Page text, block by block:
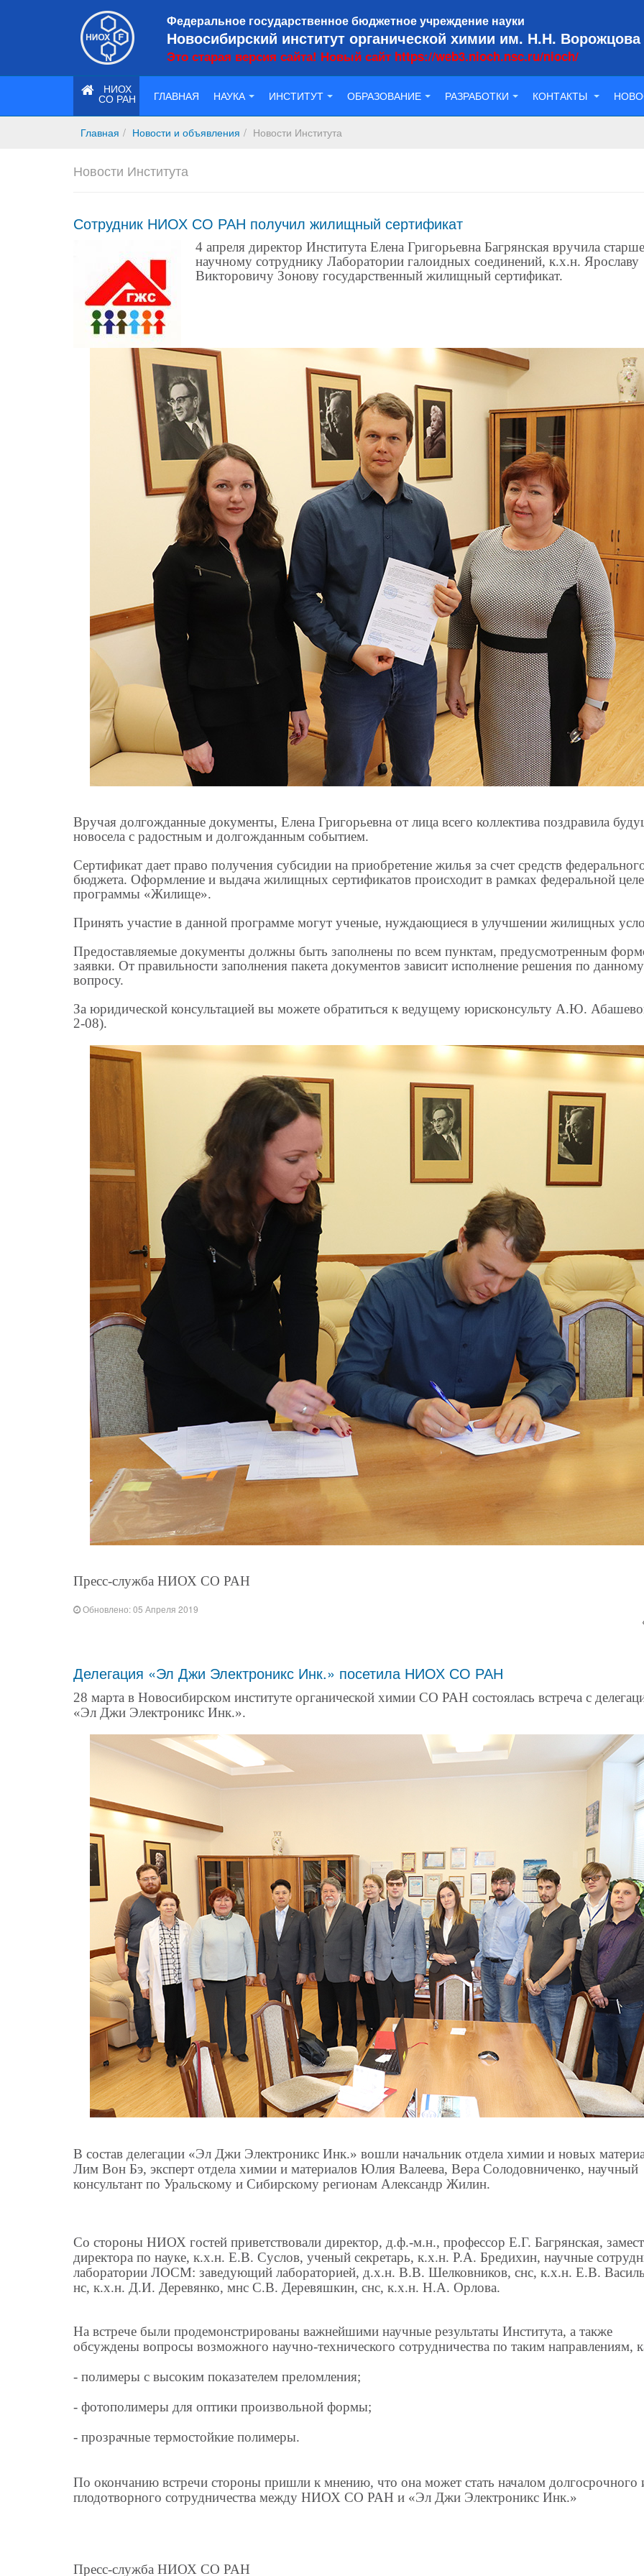
Федеральное государственное бюджетное учреждение науки
Новосибирский институт органической химии им. Н.Н. Ворожцова
Это старая версия сайта! Новый сайт https://web3.nioch.nsc.ru/nioch/
НИОХ
СО РАН ГЛАВНАЯ НАУКА ИНСТИТУТ ОБРАЗОВАНИЕ РАЗРАБОТКИ КОНТАКТЫ
Главная Новости и объявления Новости Института
Новости Института
Сотрудник НИОХ СО РАН получил жилищный сертификат
4 апреля директор Института Елена Григорьевна Багрянская вручила
научному сотруднику Лаборатории галоидных соединений, к.х.н. Ярославу
Викторовичу Зонову государственный жилищный сертификат.
Вручая долгожданные документы, Елена Григорьевна от лица всего коллектива поздравила
новосела с радостным и долгожданным событием.
Сертификат дает право получения субсидии на приобретение жилья за счет средств
бюджета. Оформление и выдача жилищных сертификатов происходит в рамках федеральной
программы «Жилище».
Принять участие в данной программе могут ученые, нуждающиеся в улучшении жилищных
Предоставляемые документы должны быть заполнены по всем пунктам, предусмотренным
заявки. От правильности заполнения пакета документов зависит исполнение решения по данному
вопросу.
За юридической консультацией вы можете обратиться к ведущему юрисконсульту А.Ю.
2-08).
Пресс-служба НИОХ СО РАН
Обновлено: 05 Апреля 2019
Делегация «Эл Джи Электроникс Инк.» посетила НИОХ СО РАН
28 марта в Новосибирском институте органической химии СО РАН состоялась встреча с
«Эл Джи Электроникс Инк.».
В состав делегации «Эл Джи Электроникс Инк.» вошли начальник отдела химии и новых
Лим Вон Бэ, эксперт отдела химии и материалов Юлия Валеева, Вера Солодовниченко, научный
консультант по Уральскому и Сибирскому регионам Александр Жилин.
Со стороны НИОХ гостей приветствовали директор, д.ф.-м.н., профессор Е.Г. Багрянская,
директора по науке, к.х.н. Е.В. Суслов, ученый секретарь, к.х.н. Р.А. Бредихин, научные
лаборатории ЛОСМ: заведующий лабораторией, д.х.н. В.В. Шелковников, снс, к.х.н. Е.В.
нс, к.х.н. Д.И. Деревянко, мнс С.В. Деревяшкин, снс, к.х.н. Н.А. Орлова.
На встрече были продемонстрированы важнейшими научные результаты Института, а также
обсуждены вопросы возможного научно-технического сотрудничества по таким направлениям,
- полимеры с высоким показателем преломления;
- фотополимеры для оптики произвольной формы;
- прозрачные термостойкие полимеры.
По окончанию встречи стороны пришли к мнению, что она может стать началом долгосрочного
плодотворного сотрудничества между НИОХ СО РАН и «Эл Джи Электроникс Инк.»
Пресс-служба НИОХ СО РАН